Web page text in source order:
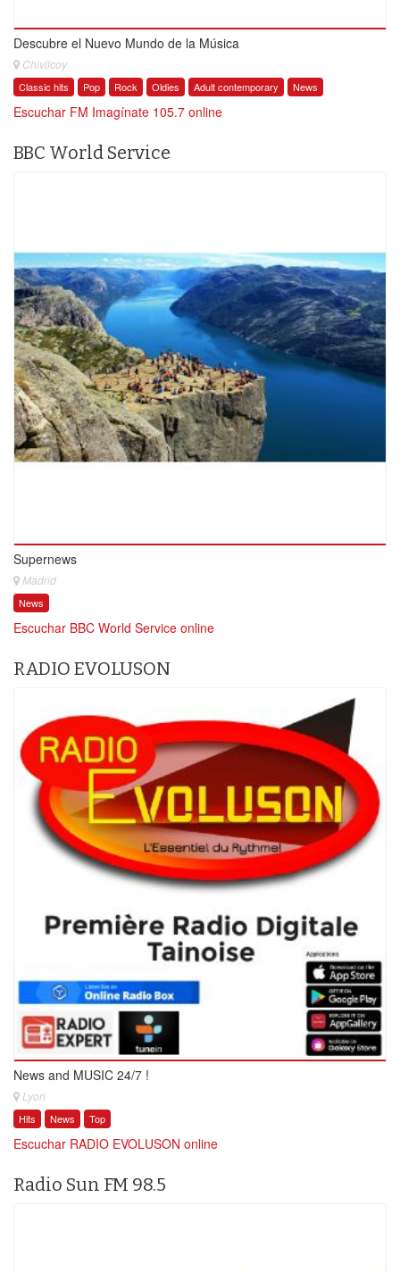
Descubre el Nuevo Mundo de la Música
Chivilcoy
Classic hits Pop Rock Oldies Adult contemporary News
Escuchar FM Imagínate 105.7 online
BBC World Service
Supernews
Madrid
News
Escuchar BBC World Service online
RADIO EVOLUSON
News and MUSIC 24/7 !
Lyon
Hits News Top
Escuchar RADIO EVOLUSON online
Radio Sun FM 98.5